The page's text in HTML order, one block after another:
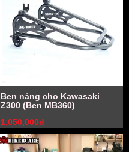
Ben nâng cho Kawasaki
Z300 (Ben MB360)
1,050,000đ